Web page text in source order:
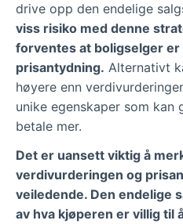
drive opp den endelige
viss risiko med denne
forventes at boligselger
prisantydning. Alternativt
høyere enn
unike egenskaper som
betale mer.
Det er uansett viktig å
verdivurderingen og
veiledende. Den endelige
av hva kjøperen er villig til